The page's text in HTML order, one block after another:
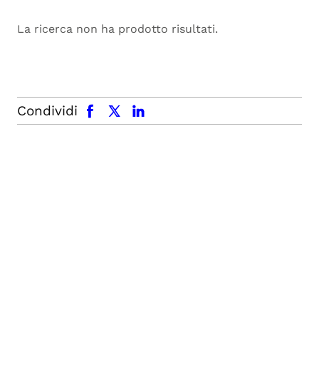
La ricerca non ha prodotto risultati.
Condividi
facebook x.com linkedin